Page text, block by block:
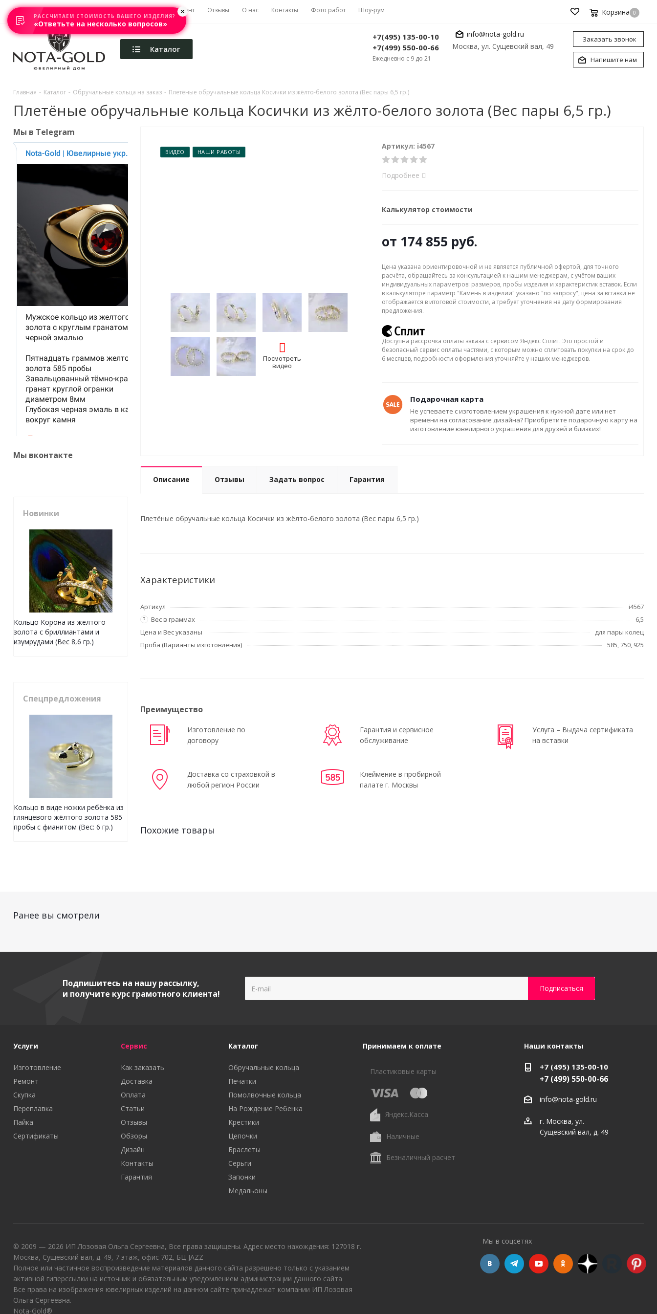
Главная Акции Каталоги Изготовление Ремонт Отзывы О нас Контакты Фото работ Шоу-рум Корзина 0
Каталог
+7(495) 135-00-10
+7(499) 550-00-66
Ежедневно с 9 до 21
info@nota-gold.ru
Москва, ул. Сущевский вал, 49
Заказать звонок
Напишите нам
Главная - Каталог - Обручальные кольца на заказ - Плетёные обручальные кольца Косички из жёлто-белого золота (Вес пары 6,5 гр.)
Плетёные обручальные кольца Косички из жёлто-белого золота (Вес пары 6,5 гр.)
ВИДЕО НАШИ РАБОТЫ
Посмотреть
видео
Артикул: i4567
Подробнее
Калькулятор стоимости
от 174 855 руб.
Цена указана ориентировочной и не является публичной офертой, для точного
расчёта, обращайтесь за консультацией к нашим менеджерам, с учётом ваших
индивидуальных параметров: размеров, пробы изделия и характеристик вставок. Если
в калькуляторе параметр "Камень в изделии" указано "по запросу", цена за вставки не
отображается в итоговой стоимости, а требует уточнения на дату формирования
предложения.
Доступна рассрочка оплаты заказа с сервисом Яндекс Сплит. Это простой и
безопасный сервис оплаты частями, с которым можно сплитовать покупки на срок до
6 месяцев, подробности оформления уточняйте у наших менеджеров.
Подарочная карта
Не успеваете с изготовлением украшения к нужной дате или нет
времени на согласование дизайна? Приобретите подарочную карту на
изготовление ювелирного украшения для друзей и близких!
Описание Отзывы Задать вопрос Гарантия
Плетёные обручальные кольца Косички из жёлто-белого золота (Вес пары 6,5 гр.)
Характеристики
Артикул i4567
? Вес в граммах
6,5
Цена и Вес указаны
для пары колец
Проба (Варианты изготовления)
585, 750, 925
Преимущество
Изготовление по
договору
Гарантия и сервисное
обслуживание
Услуга – Выдача сертификата
на вставки
Доставка со страховкой в
любой регион России
Клеймение в пробирной
палате г. Москвы
Похожие товары
Мы в Telegram
Мы вконтакте
Новинки
Кольцо Корона из желтого
золота с бриллиантами и
изумрудами (Вес 8,6 гр.)
Спецпредложения
Кольцо в виде ножки ребёнка из
глянцевого жёлтого золота 585
пробы с фианитом (Вес: 6 гр.)
Ранее вы смотрели
Подпишитесь на нашу рассылку,
и получите курс грамотного клиента!
Услуги
Изготовление
Ремонт
Скупка
Переплавка
Пайка
Сертификаты
Сервис
Как заказать
Доставка
Оплата
Статьи
Отзывы
Обзоры
Дизайн
Контакты
Гарантия
Каталог
Обручальные кольца
Печатки
Помолвочные кольца
На Рождение Ребенка
Крестики
Цепочки
Браслеты
Серьги
Запонки
Медальоны
Принимаем к оплате
Пластиковые карты
Яндекс.Касса
Наличные
Безналичный расчет
Наши контакты
+7 (495) 135-00-10
+7 (499) 550-00-66
info@nota-gold.ru
г. Москва, ул.
Сущевский вал, д. 49
© 2009 — 2026 ИП Лозовая Ольга Сергеевна, Все права защищены. Адрес место нахождения: 127018 г.
Москва, Сущевский вал, д. 49, 7 этаж, офис 702, БЦ JAZZ
Полное или частичное воспроизведение материалов данного сайта разрешено только с указанием
активной гиперссылки на источник и обязательным уведомлением администрации данного сайта
Все права на изображения ювелирных изделий на данном сайте принадлежат компании ИП Лозовая
Ольга Сергеевна.
Nota-Gold®
Мы в соцсетях
РАССЧИТАЕМ СТОИМОСТЬ ВАШЕГО ИЗДЕЛИЯ?
«Ответьте на несколько вопросов»